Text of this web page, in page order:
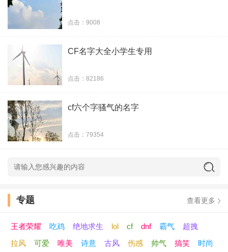
35、撩心不撩汉
36、颠覆这宇宙
37、猪养的仙女
39、伪装的幸福
40、星星也孤独
41、莫笑少年狂
42、将醒梦未泯
43、傲娇小祖宗
44、此情不言弃
点击：9008
CF名字大全小学生专用
点击：82186
cf六个字骚气的名字
点击：79354
专题 查看更多
王者荣耀 吃鸡 绝地求生 lol cf dnf 霸气
超拽
拉风
可爱 唯美 诗意 古风 伤感 帅气 搞笑
时尚